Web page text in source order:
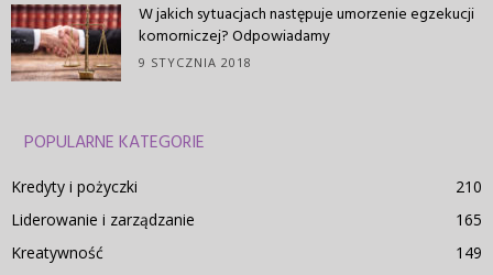
W jakich sytuacjach następuje umorzenie egzekucji
komorniczej? Odpowiadamy
9 STYCZNIA 2018
POPULARNE KATEGORIE
Kredyty i pożyczki
210
Liderowanie i zarządzanie
165
Kreatywność
149